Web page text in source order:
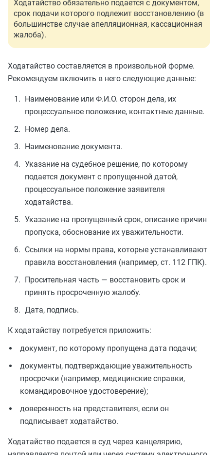
Ходатайство обязательно подается с документом,
срок подачи которого подлежит восстановлению (в
большинстве случае апелляционная, кассационная
жалоба).
Ходатайство составляется в произвольной форме.
Рекомендуем включить в него следующие данные:
Наименование или Ф.И.О. сторон дела, их
процессуальное положение, контактные данные.
Номер дела.
Наименование документа.
Указание на судебное решение, по которому
подается документ с пропущенной датой,
процессуальное положение заявителя
ходатайства.
Указание на пропущенный срок, описание причин
пропуска, обоснование их уважительности.
Ссылки на нормы права, которые устанавливают
правила восстановления (например, ст. 112 ГПК).
Просительная часть — восстановить срок и
принять просроченную жалобу.
Дата, подпись.
К ходатайству потребуется приложить:
документ, по которому пропущена дата подачи;
документы, подтверждающие уважительность
просрочки (например, медицинские справки,
командировочное удостоверение);
доверенность на представителя, если он
подписывает ходатайство.
Ходатайство подается в суд через канцелярию,